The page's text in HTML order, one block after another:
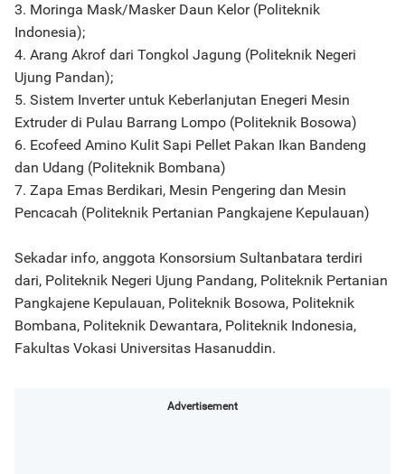
3. Moringa Mask/Masker Daun Kelor (Politeknik
Indonesia);
4. Arang Akrof dari Tongkol Jagung (Politeknik Negeri
Ujung Pandan);
5. Sistem Inverter untuk Keberlanjutan Enegeri Mesin
Extruder di Pulau Barrang Lompo (Politeknik Bosowa)
6. Ecofeed Amino Kulit Sapi Pellet Pakan Ikan Bandeng
dan Udang (Politeknik Bombana)
7. Zapa Emas Berdikari, Mesin Pengering dan Mesin
Pencacah (Politeknik Pertanian Pangkajene Kepulauan)
Sekadar info, anggota Konsorsium Sultanbatara terdiri
dari, Politeknik Negeri Ujung Pandang, Politeknik Pertanian
Pangkajene Kepulauan, Politeknik Bosowa, Politeknik
Bombana, Politeknik Dewantara, Politeknik Indonesia,
Fakultas Vokasi Universitas Hasanuddin.
Advertisement